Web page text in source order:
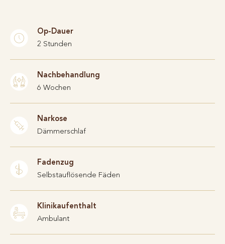
Op-Dauer
2 Stunden
Nachbehandlung
6 Wochen
Narkose
Dämmerschlaf
Fadenzug
Selbstauflösende Fäden
Klinikaufenthalt
Ambulant